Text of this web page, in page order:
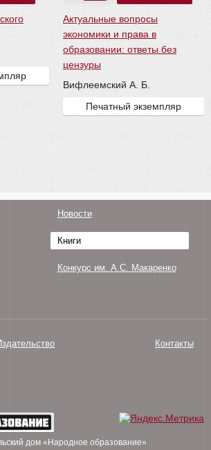
Актуальные вопросы
экономики и права в
образовании: ответы без
цензуры
Вифлеемский А. Б.
Печатный экземпляр
Новости
Книги
Конкурс им. А.С. Макаренко
Контакты
дом «Народное образование»